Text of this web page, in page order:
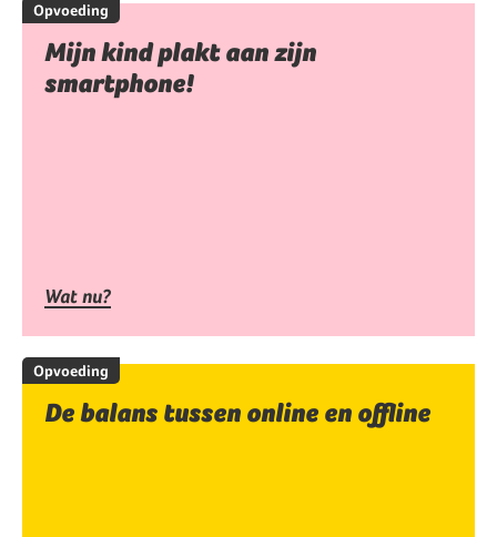
Opvoeding
Mijn kind plakt aan zijn
smartphone!
Wat nu?
Opvoeding
De balans tussen online en offline